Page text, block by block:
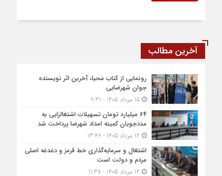
آخرین مطالب
رونمایی از کتاب محیا، آخرین اثر نویسنده
جوان شهرضایی
15 مرداد 1405 - 9:31
۶۴ میلیارد تومان تسهیلات اشتغالزایی به
مددجویان کمیته امداد شهرضا پرداخت شد
اشتغال و سرمایه‌گذاری خط قرمز و دغدغه اصلی
مردم و دولت است